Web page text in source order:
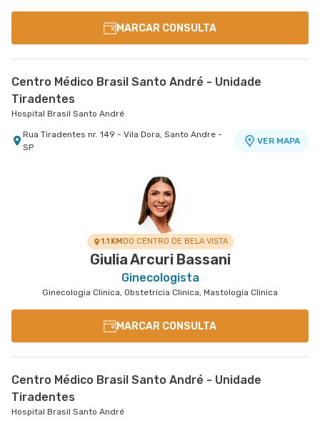
MARCAR CONSULTA
Centro Médico Brasil Santo André - Unidade
Tiradentes
Hospital Brasil Santo André
Rua Tiradentes nr. 149 - Vila Dora, Santo Andre -
SP
VER MAPA
1.1 KMDO CENTRO DE BELA VISTA
Giulia Arcuri Bassani
Ginecologista
Ginecologia Clinica, Obstetrícia Clinica, Mastologia Clinica
MARCAR CONSULTA
Centro Médico Brasil Santo André - Unidade
Tiradentes
Hospital Brasil Santo André